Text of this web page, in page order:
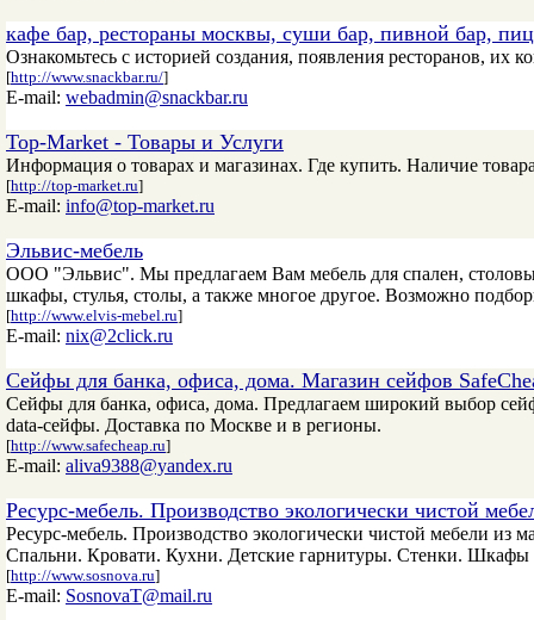
кафе бар, рестораны москвы, суши бар, пивной бар,
Ознакомьтесь с историей создания, появления ресторанов, их
[http://www.snackbar.ru/]
E-mail: webadmin@snackbar.ru
Top-Market - Товары и Услуги
Информация о товарах и магазинах. Где купить. Наличие
[http://top-market.ru]
E-mail: info@top-market.ru
Эльвис-мебель
ООО "Эльвис". Мы предлагаем Вам мебель для спален,
шкафы, стулья, столы, а также многое другое. Возможно
[http://www.elvis-mebel.ru]
E-mail: nix@2click.ru
Сейфы для банка, офиса, дома. Магазин сейфов
Сейфы для банка, офиса, дома. Предлагаем широкий выбор
data-сейфы. Доставка по Москве и в регионы.
[http://www.safecheap.ru]
E-mail: aliva9388@yandex.ru
Ресурс-мебель. Производство экологически чистой
Ресурс-мебель. Производство экологически чистой мебели
Спальни. Кровати. Кухни. Детские гарнитуры. Стенки. Шкафы
[http://www.sosnova.ru]
E-mail: SosnovaT@mail.ru